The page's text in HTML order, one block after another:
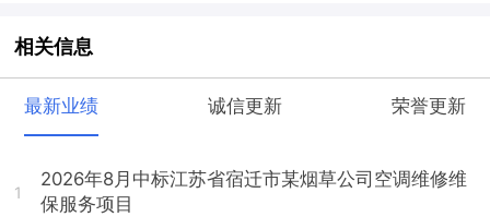
相关信息
最新业绩 诚信更新 荣誉更新
1
2026年8月中标江苏省宿迁市某烟草公司空调维修维
保服务项目